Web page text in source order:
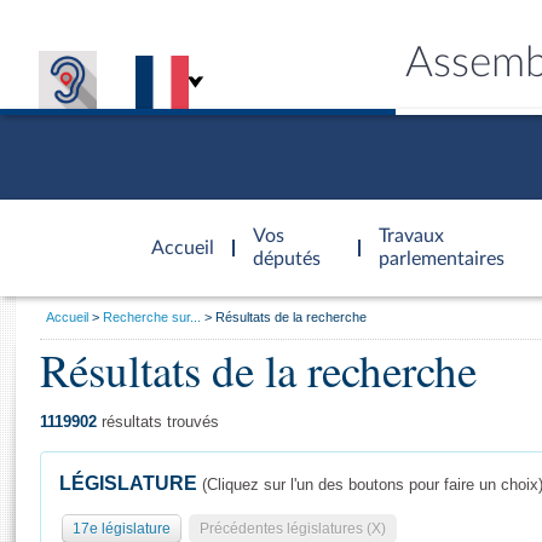
Accueil
d'accueil
Vos
députés
Travaux
parlementaires
Général
Vous
Accueil Recherche sur... Résultats de la recherche
Résultats de la recherche
1119902 résultats trouvés
LÉGISLATURE (Cliquez sur l'un des boutons pour faire un choix)
17e législature Précédentes législatures (X)